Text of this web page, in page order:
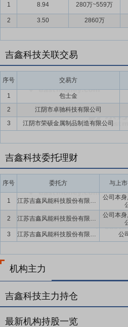
1 8.94 280万~559万
2
3.50 2860万
吉鑫科技关联交易
序号 交易方
1 包士金
2
江阴市卓驰科技有限公司
3
江阴市荣硕金属制品制造有限公司
吉鑫科技委托理财
序号 委托方 与上
1 江苏吉鑫风能科技股份有限公司及子公司
公司本
2 江苏吉鑫风能科技股份有限公司及子公司
公司本
3
江苏吉鑫风能科技股份有限公司 公
机构主力
吉鑫科技主力持仓
最新机构持股一览